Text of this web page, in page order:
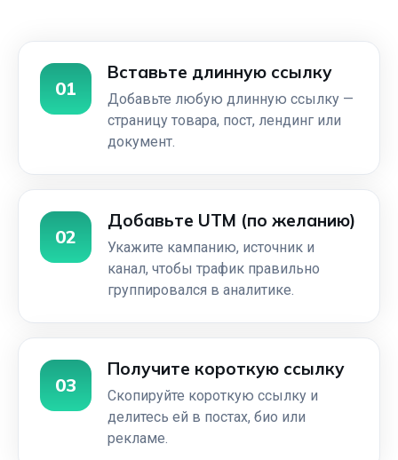
01
Вставьте длинную ссылку
Добавьте любую длинную ссылку —
страницу товара, пост, лендинг или
документ.
02
Добавьте UTM (по желанию)
Укажите кампанию, источник и
канал, чтобы трафик правильно
группировался в аналитике.
03
Получите короткую ссылку
Скопируйте короткую ссылку и
делитесь ей в постах, био или
рекламе.